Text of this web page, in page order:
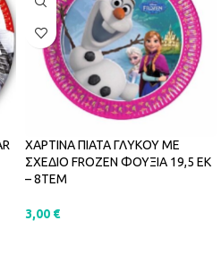
ΧΑΡΤΙΝΑ ΠΙΑΤΑ ΓΛΥΚΟΥ ΜΕ
ΣΧΕΔΙΟ FROZEN ΦΟΥΞΙΑ 19,5 ΕΚ
– 8ΤΕΜ
3,00 €